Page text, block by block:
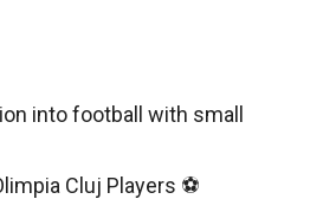
into football with small
Cluj Players ⚽️